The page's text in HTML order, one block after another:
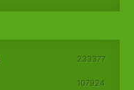
233377
107924